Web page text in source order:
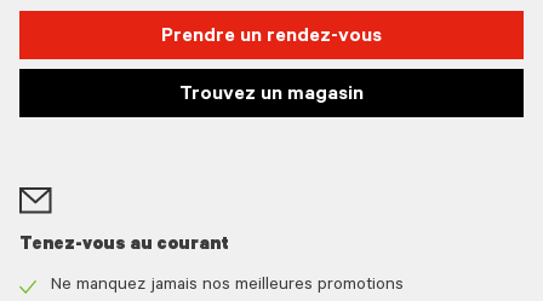
Prendre un rendez-vous
Trouvez un magasin
Tenez-vous au courant
Ne manquez jamais nos meilleures promotions